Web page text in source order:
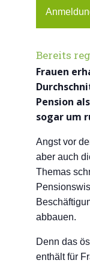
Bereits
Frauen
Pension
sogar um
Angst vor
aber auch
Themas
abbauen.
Denn das
enthält für